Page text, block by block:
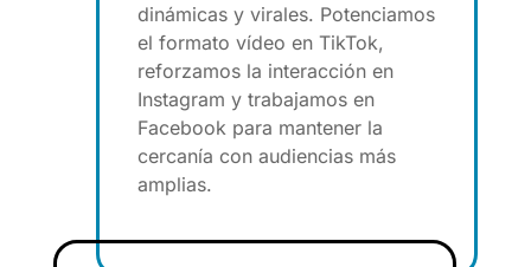
dinámicas y virales. Potenciamos
el formato vídeo en TikTok,
reforzamos la interacción en
Instagram y trabajamos en
Facebook para mantener la
cercanía con audiencias más
amplias.